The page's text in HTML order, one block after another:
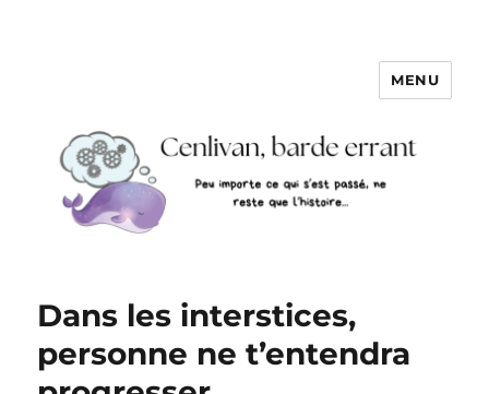
MENU
Dans les interstices,
personne ne t’entendra